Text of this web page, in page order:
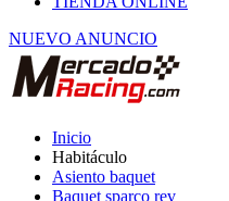
NUEVO ANUNCIO
Habitáculo
Asiento baquet
Baquet sparco rev